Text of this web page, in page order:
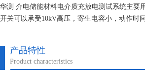
华测 介电储能材料电介质充放电测试系统主要
开关可以承受10kV高压，寄生电容小，动作时间
产品特性
Product characteristics